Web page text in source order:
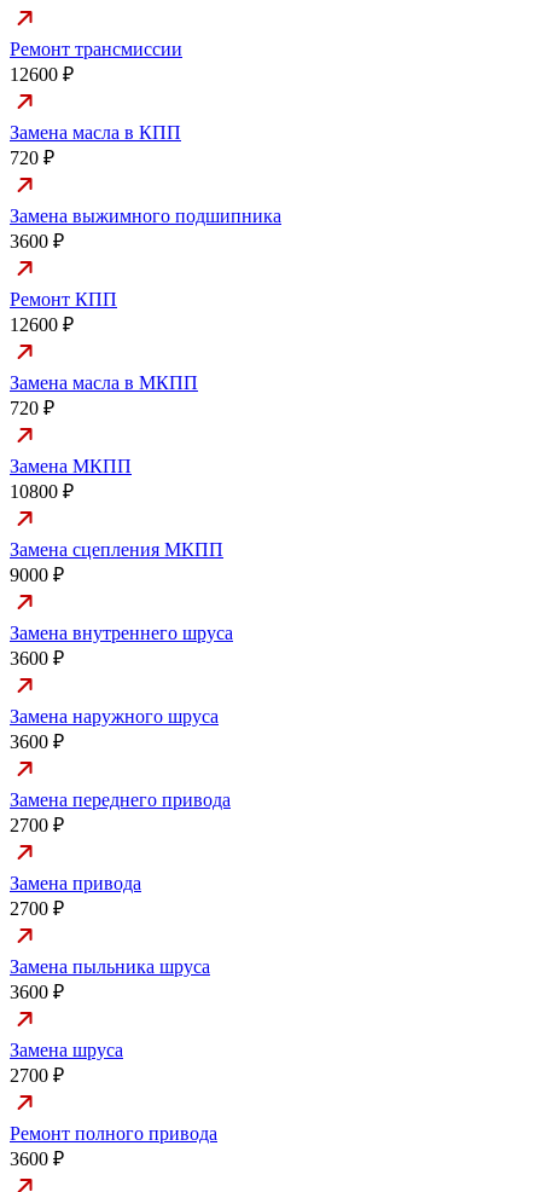
Ремонт трансмиссии
12600 ₽
Замена масла в КПП
720 ₽
Замена выжимного подшипника
3600 ₽
Ремонт КПП
12600 ₽
Замена масла в МКПП
720 ₽
Замена МКПП
10800 ₽
Замена сцепления МКПП
9000 ₽
Замена внутреннего шруса
3600 ₽
Замена наружного шруса
3600 ₽
Замена переднего привода
2700 ₽
Замена привода
2700 ₽
Замена пыльника шруса
3600 ₽
Замена шруса
2700 ₽
Ремонт полного привода
3600 ₽